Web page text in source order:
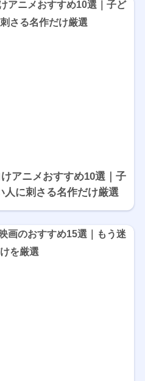
アニメおすすめ10選｜子
人に刺さる名作だけ厳選